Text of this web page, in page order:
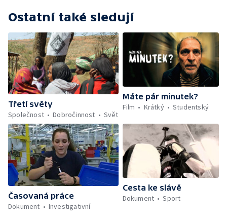
Ostatní také sledují
Třetí světy
Společnost
Dobročinnost Svět
Máte pár minutek?
Film
Krátký Studentský
Časovaná práce
Dokument
Investigativní
Cesta ke slávě
Dokument
Sport